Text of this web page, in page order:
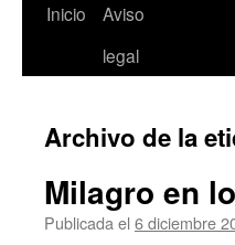
Inicio
Aviso
legal
Archivo de la
Milagro en
Publicada el 6 diciembre